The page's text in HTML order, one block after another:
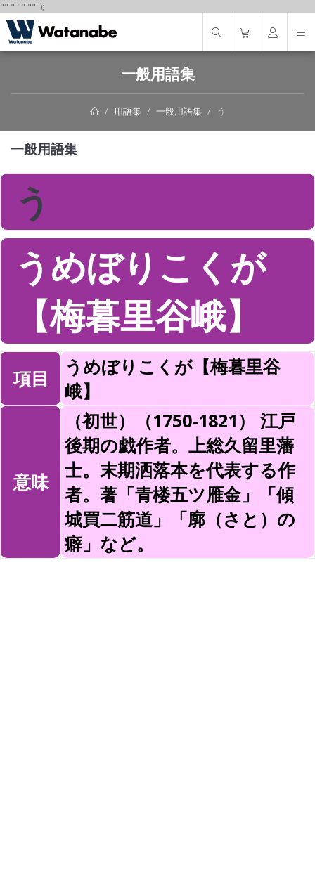
"" " "" "" ');
一般用語集
用語集 一般用語集 う
一般用語集
う
うめぼりこくが
【梅暮里谷峨】
項目
うめぼりこくが【梅暮里谷
峨】
意味
（初世）（1750-1821） 江戸
後期の戯作者。上総久留里藩
士。末期洒落本を代表する作
者。著「青楼五ツ雁金」「傾
城買二筋道」「廓（さと）の
癖」など。